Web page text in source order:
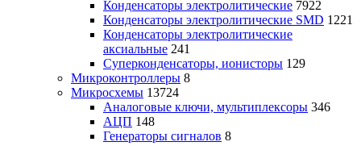
Конденсаторы электролитические 7922
Конденсаторы электролитические SMD 1221
Конденсаторы электролитические
аксиальные 241
Суперконденсаторы, ионисторы 129
Микроконтроллеры 8
Микросхемы 13724
Аналоговые ключи, мультиплексоры 346
АЦП 148
Генераторы сигналов 8